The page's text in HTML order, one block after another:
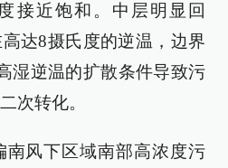
接近饱和。中层明显回
达8摄氏度的逆温，边界
湿逆温的扩散条件导致污
次转化。
南风下区域南部高浓度污